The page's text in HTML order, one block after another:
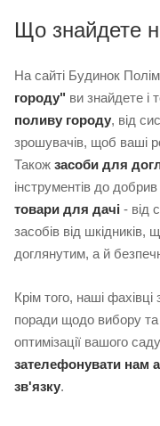
Що знайдете
На сайті Будинок
городу" ви знайдете і
поливу городу, від
зрошувачів, щоб ваші
Також засоби для
інструментів до
товари для дачі - від
засобів від
доглянутим, а й
Крім того, наші
поради щодо вибору та
оптимізації вашого
зателефонувати нам
зв'язку.